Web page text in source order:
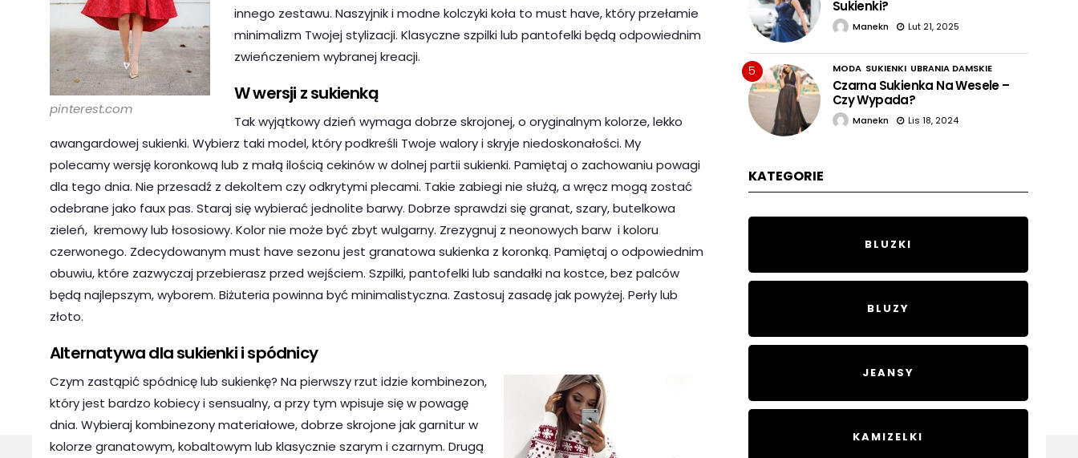
pinterest.com
innego zestawu. Naszyjnik i modne kolczyki koła to must have, który przełamie
minimalizm Twojej stylizacji. Klasyczne szpilki lub pantofelki będą odpowiednim
zwieńczeniem wybranej kreacji.
W wersji z sukienką
Tak wyjątkowy dzień wymaga dobrze skrojonej, o oryginalnym kolorze, lekko
awangardowej sukienki. Wybierz taki model, który podkreśli Twoje walory i skryje niedoskonałości. My
polecamy wersję koronkową lub z małą ilością cekinów w dolnej partii sukienki. Pamiętaj o zachowaniu powagi
dla tego dnia. Nie przesadź z dekoltem czy odkrytymi plecami. Takie zabiegi nie służą, a wręcz mogą zostać
odebrane jako faux pas. Staraj się wybierać jednolite barwy. Dobrze sprawdzi się granat, szary, butelkowa
zieleń, kremowy lub łososiowy. Kolor nie może być zbyt wulgarny. Zrezygnuj z neonowych barw i koloru
czerwonego. Zdecydowanym must have sezonu jest granatowa sukienka z koronką. Pamiętaj o odpowiednim
obuwiu, które zazwyczaj przebierasz przed wejściem. Szpilki, pantofelki lub sandałki na kostce, bez palców
będą najlepszym, wyborem. Biżuteria powinna być minimalistyczna. Zastosuj zasadę jak powyżej. Perły lub
złoto.
Alternatywa dla sukienki i spódnicy
Czym zastąpić spódnicę lub sukienkę? Na pierwszy rzut idzie kombinezon,
który jest bardzo kobiecy i sensualny, a przy tym wpisuje się w powagę
dnia. Wybieraj kombinezony materiałowe, dobrze skrojone jak garnitur w
kolorze granatowym, kobaltowym lub klasycznie szarym i czarnym. Drugą
Sukienki?
Manekn Lut 21, 2025
5 MODA SUKIENKI UBRANIA DAMSKIE
Czarna Sukienka Na Wesele –
Czy Wypada?
Manekn Lis 18, 2024
KATEGORIE
BLUZKI
BLUZY
JEANSY
KAMIZELKI